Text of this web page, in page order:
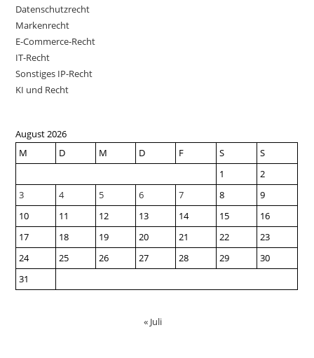
Datenschutzrecht
Markenrecht
E-Commerce-Recht
IT-Recht
Sonstiges IP-Recht
KI und Recht
August 2026
M
D M D F S
S
1
2
3
4 5 6 7 8
9
10
11 12 13 14 15
16
17
18 19 20 21 22
23
24
25 26 27 28 29
30
31
« Juli